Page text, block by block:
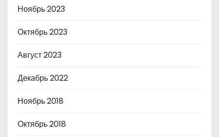
Ноябрь 2023
Октябрь 2023
Август 2023
Декабрь 2022
Ноябрь 2018
Октябрь 2018